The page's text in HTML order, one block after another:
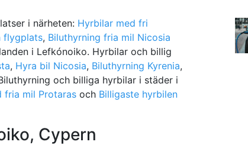
i närheten: Hyrbilar med fri
flygplats, Biluthyrning fria mil Nicosia
i Lefkónoiko. Hyrbilar och billig
, Hyra bil Nicosia, Biluthyrning Kyrenia,
och billiga hyrbilar i städer i
fria mil Protaras och Billigaste hyrbilen
Cypern